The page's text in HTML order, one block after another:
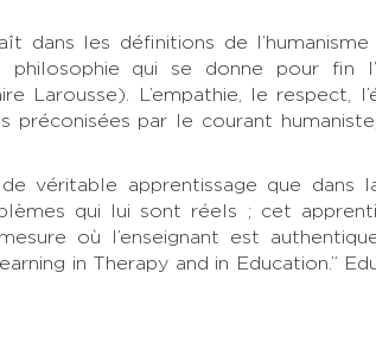
dans les définitions de
philosophie qui se donne pour fin
Larousse). L’empathie, le respect,
préconisées par le courant
véritable apprentissage que dans
qui lui sont réels ; cet
où l’enseignant est
in Therapy and in Education.”